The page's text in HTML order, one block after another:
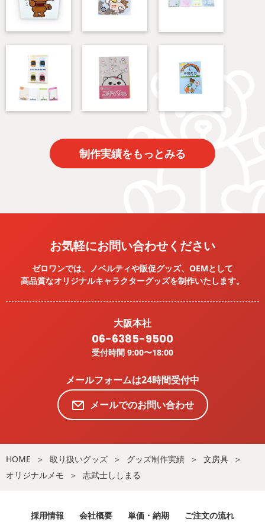
制作実績をもっとみる
お気軽にお問い合わせください
ゼロワンでは、ノベルティや販促グッズ、OEMとして
高品質なオリジナルキャラクターグッズを制作いたします。
大阪本社
06-6385-9500
受付時間 9:00〜18:00
メールフォームは24時間受付中
メールでのお問い合わせ
HOME 取り扱いグッズ グッズ制作実績
文房具
オリジナルメモ
志武士ししまる
採用情報 会社概要 単価・納期 ご注文の流れ